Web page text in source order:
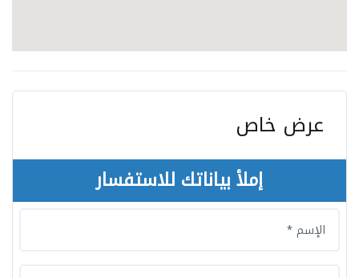
عرض خاص
إملأ بياناتك للاستفسار